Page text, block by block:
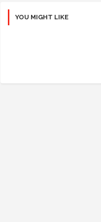
YOU MIGHT LIKE